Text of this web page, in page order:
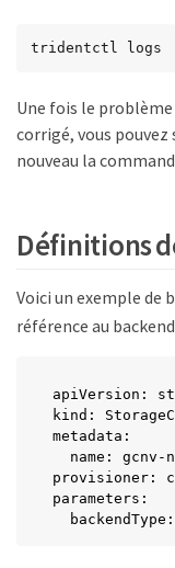
tridentctl logs
Une fois le
corrigé, vous
nouveau la
Définitions
Voici un exemple de
référence au
apiVersion:
kind:
metadata:
name: gcnv-
provisioner:
parameters: